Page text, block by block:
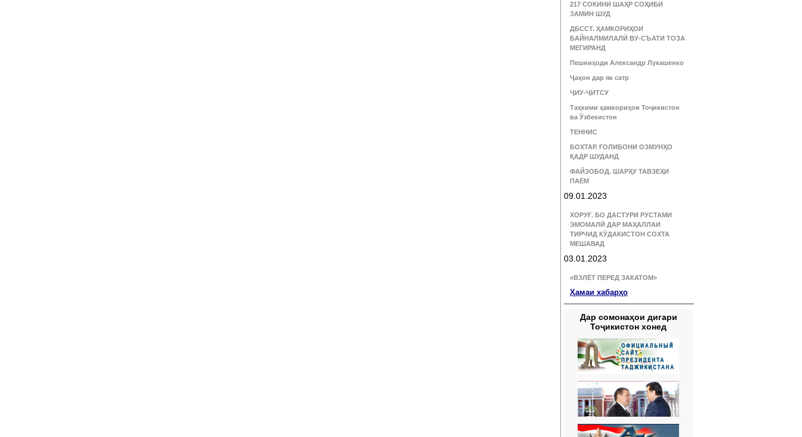
217 СОКИНИ ШАҲР СОҲИБИ
ЗАМИН ШУД
ДБССТ. ҲАМКОРИҲОИ
БАЙНАЛМИЛАЛӢ ВУ-СЪАТИ ТОЗА
МЕГИРАНД
Пешниҳоди Александр Лукашенко
Ҷаҳон дар як сатр
ҶИУ-ҶИТСУ
Таҳкими ҳамкориҳои Тоҷикистон
ва Ӯзбекистон
ТЕННИС
БОХТАР. ҒОЛИБОНИ ОЗМУНҲО
ҚАДР ШУДАНД
ФАЙЗОБОД. ШАРҲУ ТАВЗЕҲИ
ПАЁМ
09.01.2023
ХОРУҒ. БО ДАСТУРИ РУСТАМИ
ЭМОМАЛӢ ДАР МАҲАЛЛАИ
ТИРЧИД КӮДАКИСТОН СОХТА
МЕШАВАД
03.01.2023
«ВЗЛЁТ ПЕРЕД ЗАКАТОМ»
Ҳамаи хабарҳо
Дар сомонаҳои дигари
Тоҷикистон хонед